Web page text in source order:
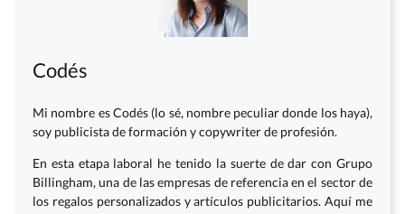
Codés
Mi nombre es Codés (lo sé, nombre peculiar donde los haya),
soy publicista de formación y copywriter de profesión.
En esta etapa laboral he tenido la suerte de dar con Grupo
Billingham, una de las empresas de referencia en el sector de
los regalos personalizados y artículos publicitarios. Aquí me